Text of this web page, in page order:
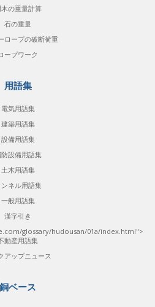
の重量計算
石の重量
ロープの破断荷重
ープワーク
用語集
電気用語集
建築用語集
設備用語集
設備用語集
土木用語集
ンネル用語集
一般用語集
漢字引き
glossary/hudousan/01a/index.html">
動産用語集
アップニュース
銅ベース